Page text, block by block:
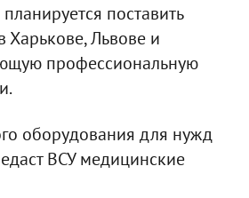
поставить
Львове и
профессиональную
оборудования для нужд
ВСУ медицинские